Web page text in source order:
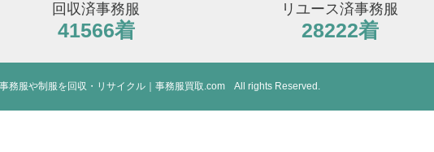
回収済事務服
41566着
リユース済事務服
28222着
務服や制服を 回収・リサイクル｜事務服買取.comAll rights Reserved.